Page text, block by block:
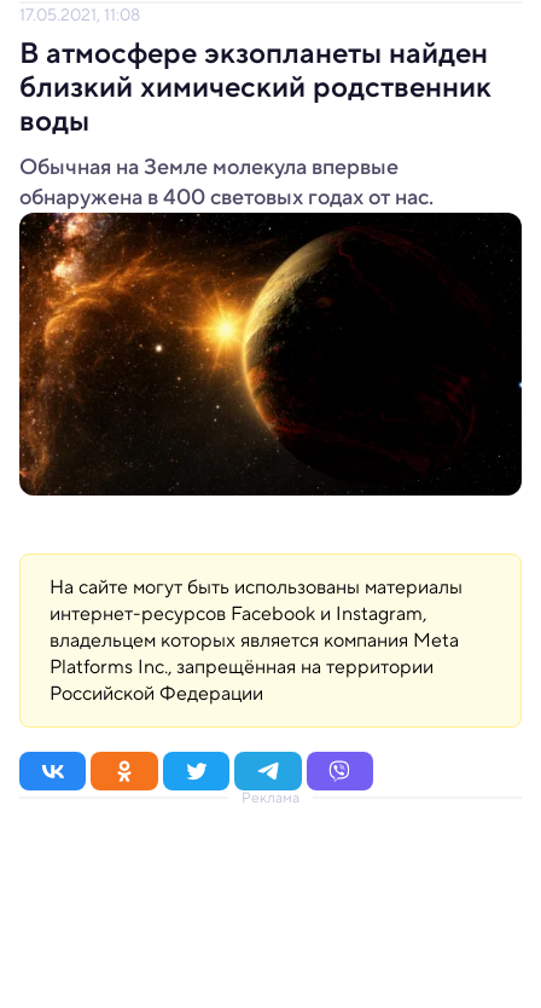
17.05.2021, 11:08
В атмосфере экзопланеты найден
близкий химический родственник
воды
Обычная на Земле молекула впервые
обнаружена в 400 световых годах от нас.
На сайте могут быть использованы материалы
интернет-ресурсов Facebook и Instagram,
владельцем которых является компания Meta
Platforms Inc., запрещённая на территории
Российской Федерации
Реклама